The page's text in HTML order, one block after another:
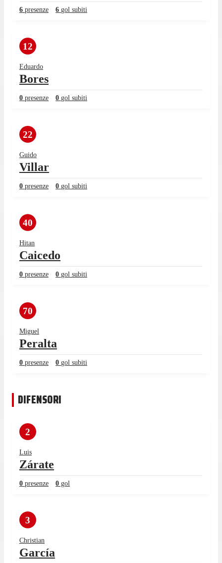
6 presenze 6 gol subiti
12
Eduardo
Bores
0 presenze 0 gol subiti
22
Guido
Villar
0 presenze 0 gol subiti
40
Hitan
Caicedo
0 presenze 0 gol subiti
70
Miguel
Peralta
0 presenze 0 gol subiti
DIFENSORI
2
Luis
Zárate
0 presenze 0 gol
3
Christian
García